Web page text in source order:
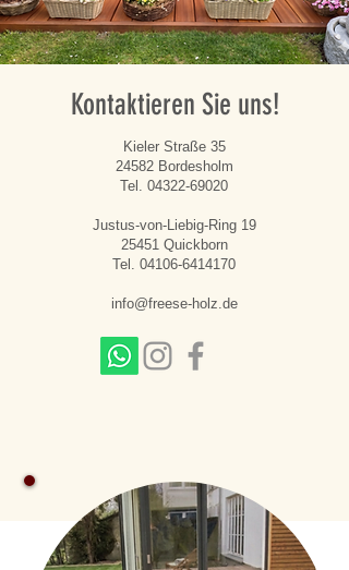
Kontaktieren Sie uns!
Kieler Straße 35
24582 Bordesholm
Tel. 04322-69020
Justus-von-Liebig-Ring 19
25451 Quickborn
Tel. 04106-6414170
info@freese-holz.de